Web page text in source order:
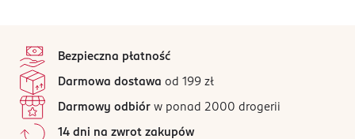
Bezpieczna płatność
Darmowa dostawa od 199 zł
Darmowy odbiór w ponad 2000 drogerii
14 dni na zwrot zakupów